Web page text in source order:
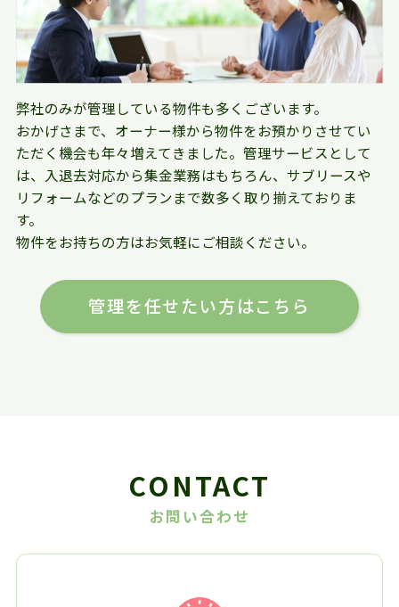
弊社のみが管理している物件も多くございます。
おかげさまで、オーナー様から物件をお預かりさせてい
ただく機会も年々増えてきました。管理サービスとして
は、入退去対応から集金業務はもちろん、サブリースや
リフォームなどのプランまで数多く取り揃えておりま
す。
物件をお持ちの方はお気軽にご相談ください。
管理を任せたい方はこちら
CONTACT
お問い合わせ